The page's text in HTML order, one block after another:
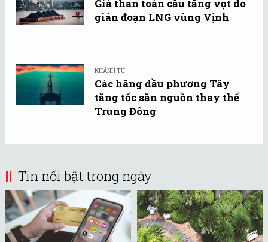
Giá than toàn cầu tăng vọt do
gián đoạn LNG vùng Vịnh
KHÁNH TÚ
Các hãng dầu phương Tây
tăng tốc săn nguồn thay thế
Trung Đông
Tin nổi bật trong ngày